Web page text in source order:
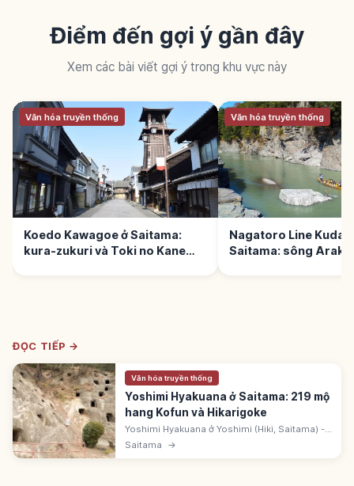
Điểm đến gợi ý gần đây
Xem các bài viết gợi ý trong khu vực này
Văn hóa truyền thống
Koedo Kawagoe ở Saitama:
kura-zukuri và Toki no Kane
Văn hóa truyền thống
Nagatoro Line Kudari
Saitama: sông
ĐỌC TIẾP →
Văn hóa truyền thống
Yoshimi Hyakuana ở Saitama: 219 mộ
hang Kofun và Hikarigoke
Yoshimi Hyakuana ở Yoshimi (Hiki, Saitama) -
219 mộ hang sa thạch tuf cuối Kofun. Di tích
Saitama →